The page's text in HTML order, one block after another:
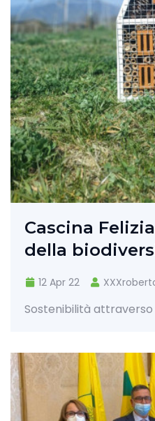
Cascina
della
12 Apr 22
Sostenibilità attraverso